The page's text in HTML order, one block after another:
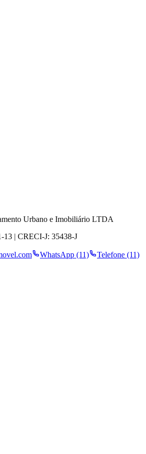
Urbano e Imobiliário LTDA
13 | CRECI-J: 35438-J
WhatsApp (11)
Telefone (11)